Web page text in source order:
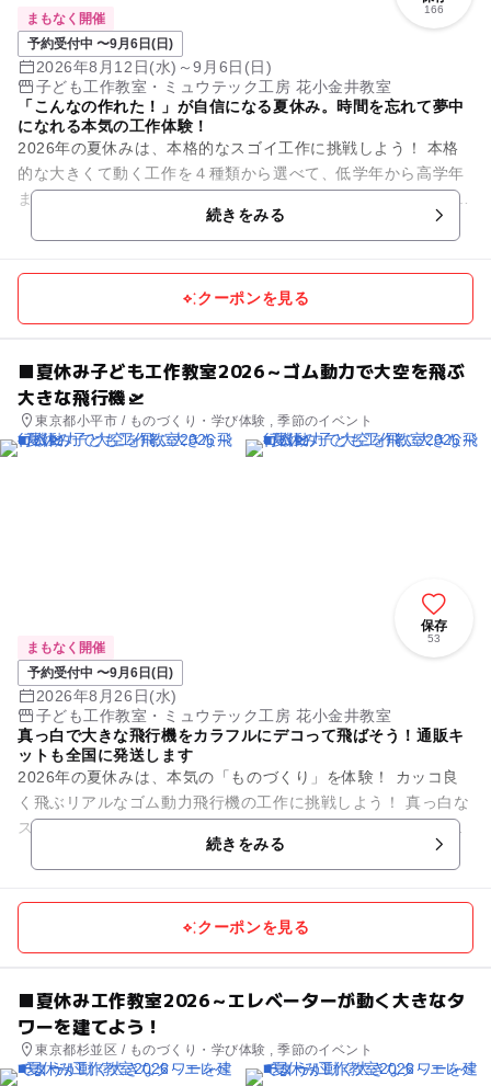
166
まもなく開催
予約受付中 〜9月6日(日)
2026年8月12日(水)～9月6日(日)
子ども工作教室・ミュウテック工房 花小金井教室
「こんなの作れた！」が自信になる夏休み。時間を忘れて夢中
になれる本気の工作体験！
2026年の夏休みは、本格的なスゴイ工作に挑戦しよう！ 本格
的な大きくて動く工作を４種類から選べて、低学年から高学年
までの自由研究にピッタリ！ 未就学のお子様から中学生まで、
続きをみる
クーポンを見る
■夏休み子ども工作教室2026～ゴム動力で大空を飛ぶ
大きな飛行機🛫
東京都小平市 / ものづくり・学び体験 , 季節のイベント
保存
53
まもなく開催
予約受付中 〜9月6日(日)
2026年8月26日(水)
子ども工作教室・ミュウテック工房 花小金井教室
真っ白で大きな飛行機をカラフルにデコって飛ばそう！通販キ
ットも全国に発送します
2026年の夏休みは、本気の「ものづくり」を体験！ カッコ良
く飛ぶリアルなゴム動力飛行機の工作に挑戦しよう！ 真っ白な
スチレンペーパーで組み立てた機体をカラフルにデコレーショ
続きをみる
クーポンを見る
■夏休み工作教室2026～エレベーターが動く大きなタ
ワーを建てよう！
東京都杉並区 / ものづくり・学び体験 , 季節のイベント